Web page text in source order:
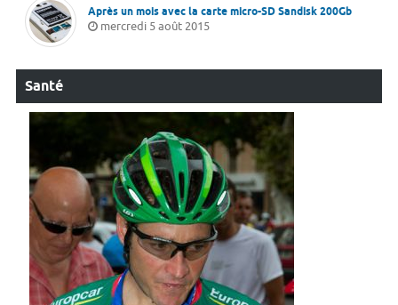
Après un mois avec la carte micro-SD Sandisk 200Gb
mercredi 5 août 2015
Santé